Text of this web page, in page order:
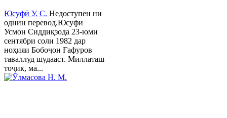
Юсуфӣ У. C. Недоступен ни
однин перевод.Юсуфӣ
Усмон Сиддиқзода 23-юми
сентябри соли 1982 дар
ноҳияи Бобоҷон Ғафуров
таваллуд шудааст. Миллаташ
тоҷик, ма...